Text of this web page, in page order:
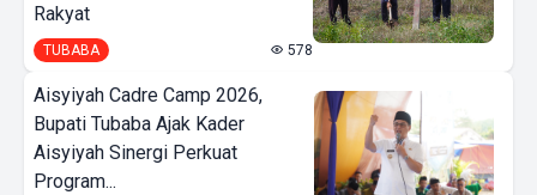
Rakyat
TUBABA 578
Aisyiyah Cadre Camp 2026,
Bupati Tubaba Ajak Kader
Aisyiyah Sinergi Perkuat
Program...